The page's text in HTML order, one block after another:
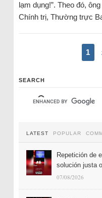
lạm dụng!”. Theo đó,
Chính trị, Thường trực
1
SEARCH
LATEST POPULAR
Repetición de
solución justa
07/08/2026